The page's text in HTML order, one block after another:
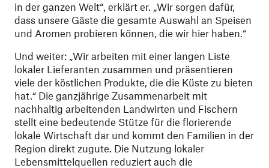
in der ganzen Welt“, erklärt er. „Wir sorgen dafür,
dass unsere Gäste die gesamte Auswahl an Speisen
und Aromen probieren können, die wir hier haben.“
Und weiter: „Wir arbeiten mit einer langen Liste
lokaler Lieferanten zusammen und präsentieren
viele der köstlichen Produkte, die die Küste zu bieten
hat.“ Die ganzjährige Zusammenarbeit mit
nachhaltig arbeitenden Landwirten und Fischern
stellt eine bedeutende Stütze für die florierende
lokale Wirtschaft dar und kommt den Familien in der
Region direkt zugute. Die Nutzung lokaler
Lebensmittelquellen reduziert auch die